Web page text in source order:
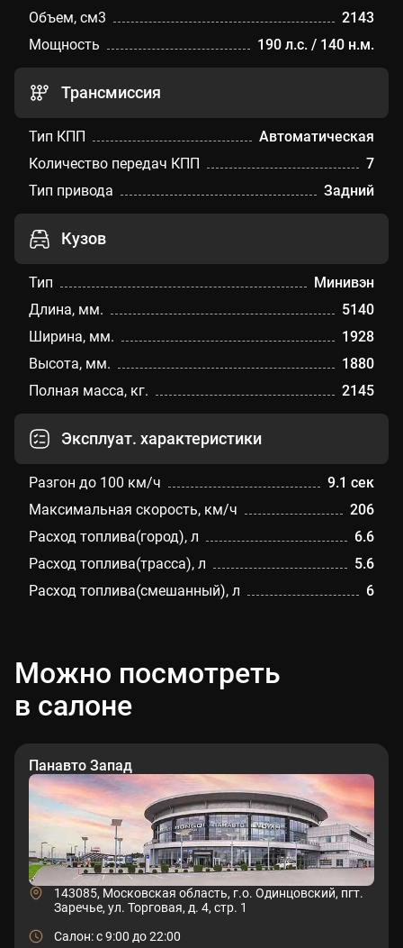
Объем, см3
2143
Мощность
190 л.с. / 140 н.м.
Трансмиссия
Тип КПП
Автоматическая
Количество передач КПП
7
Тип привода
Задний
Кузов
Тип
Минивэн
Длина, мм.
5140
Ширина, мм.
1928
Высота, мм.
1880
Полная масса, кг.
2145
Эксплуат. характеристики
Разгон до 100 км/ч
9.1 сек
Максимальная скорость, км/ч
206
Расход топлива(город), л
6.6
Расход топлива(трасса), л
5.6
Расход топлива(смешанный), л
6
Можно посмотреть
в салоне
Панавто Запад
143085, Московская область, г.о. Одинцовский, пгт.
Заречье, ул. Торговая, д. 4, стр. 1
Салон: c 9:00 до 22:00